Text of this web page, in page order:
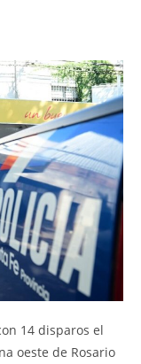
14 disparos el
oeste de Rosario